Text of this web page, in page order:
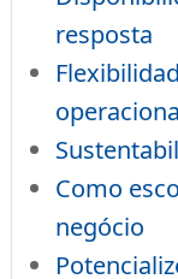
resposta
Como
negócio